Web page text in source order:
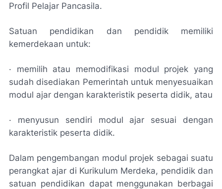
Profil Pelajar Pancasila.
Satuan pendidikan dan pendidik memiliki
kemerdekaan untuk:
· memilih atau memodifikasi modul projek yang
sudah disediakan Pemerintah untuk menyesuaikan
modul ajar dengan karakteristik peserta didik, atau
· menyusun sendiri modul ajar sesuai dengan
karakteristik peserta didik.
Dalam pengembangan modul projek sebagai suatu
perangkat ajar di Kurikulum Merdeka, pendidik dan
satuan pendidikan dapat menggunakan berbagai